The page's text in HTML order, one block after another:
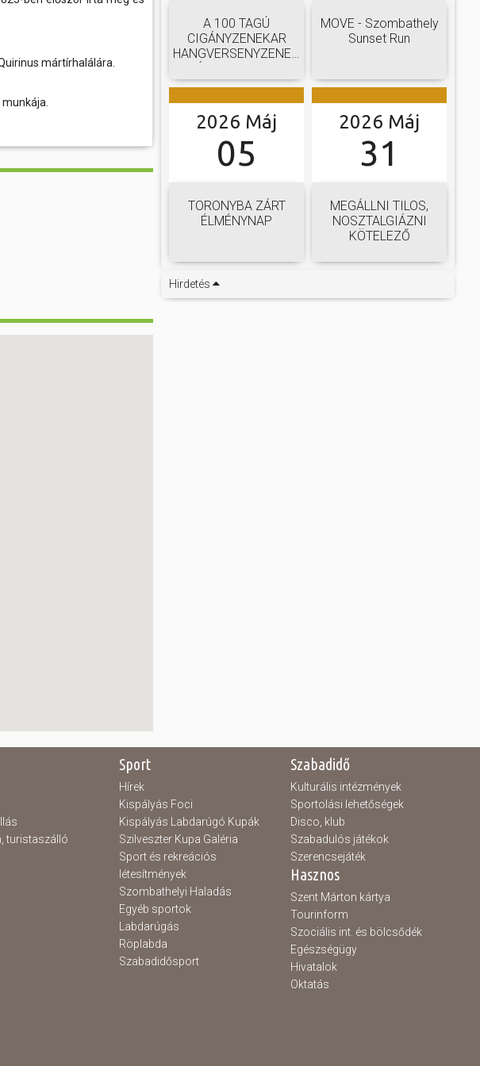
A 100 TAGÚ
CIGÁNYZENEKAR
HANGVERSENYZENEKARI
MOVE - Szombathely
Sunset Run
2026 Máj
05
TORONYBA ZÁRT
ÉLMÉNYNAP
2026 Máj
31
MEGÁLLNI TILOS,
NOSZTALGIÁZNI
KÖTELEZŐ
Hirdetés
mártírhalálára.
turistaszálló
Sport
Hírek
Kispályás Foci
Kispályás Labdarúgó Kupák
Szilveszter Kupa Galéria
Sport és rekreációs
létesítmények
Szombathelyi Haladás
Egyéb sportok
Labdarúgás
Röplabda
Szabadidősport
Szabadidő
Kulturális intézmények
Sportolási lehetőségek
Disco, klub
Szabadulós játékok
Szerencsejáték
Hasznos
Szent Márton kártya
Tourinform
Szociális int. és bölcsődék
Egészségügy
Hivatalok
Oktatás